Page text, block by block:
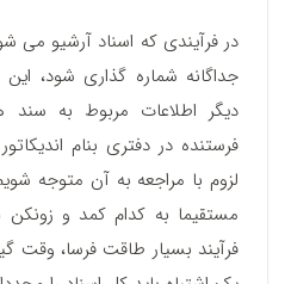
در فرآیندی که اسناد آرشیو می
جداگانه شماره گذاری شود،
دیگر اطلاعات مربوط به سند
فرستنده در دفتری بنام
لزوم با مراجعه به آن متوجه
مستقیما به کدام کمد و زونکن
فرآیند بسیار طاقت فرسا، وقت